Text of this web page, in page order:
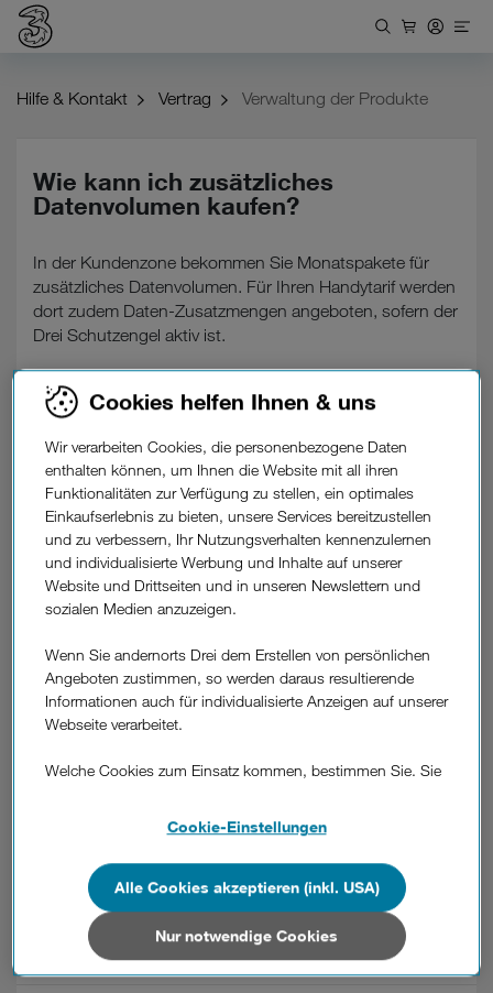
Hilfe & Kontakt Vertrag Verwaltung der Produkte
Wie kann ich zusätzliches
Datenvolumen kaufen?
In der Kundenzone bekommen Sie Monatspakete für
zusätzliches Datenvolumen. Für Ihren Handytarif werden
dort zudem Daten-Zusatzmengen angeboten, sofern der
Drei Schutzengel aktiv ist.
So kaufen Sie zusätzliches Datenvolumen:
Wählen Sie das Zusatzpaket bzw. die -menge
(Schutzengel) und geben Sie Ihr Kundenkennwort
ein.
Fertig. Sie erhalten eine Bestätigung über die
Aktivierung des jeweiligen Zusatzpaketes per SMS.
entschieden haben, bleibt dieses aktiv, bis Sie es
kündigen. Anders ist das bei Zusatzmengen, diese sind
nur für Ihren aktuellen Verrechnungszeitraum gültig.
War diese Information hilfreich?
Weitere
Fragen
aus
Wie aktiviere ich Zusatzpakete?
Cookies helfen Ihnen & uns
Wir verarbeiten Cookies, die personenbezogene Daten
enthalten können, um Ihnen die Website mit all ihren
Funktionalitäten zur Verfügung zu stellen, ein optimales
Einkaufserlebnis zu bieten, unsere Services bereitzustellen
und zu verbessern, Ihr Nutzungsverhalten kennenzulernen
und individualisierte Werbung und Inhalte auf unserer
Website und Drittseiten und in unseren Newslettern und
sozialen Medien anzuzeigen.
Wenn Sie andernorts Drei dem Erstellen von persönlichen
Angeboten zustimmen, so werden daraus resultierende
Informationen auch für individualisierte Anzeigen auf unserer
Webseite verarbeitet.
Welche Cookies zum Einsatz kommen, bestimmen Sie. Sie
Wenn Sie allen Cookies zustimmen, werden auch Cookies
von Drittanbietern verarbeitet, die Ihre Daten in Ländern
außerhalb der europäischen Union (z.B. in den USA)
verarbeiten. Sie unterliegen keinem EU-konformen
Datenschutzniveau und es stehen keine wirksamen
Cookie-Einstellungen
Nur notwendige Cookies
Alle Cookies akzeptieren (inkl. USA)